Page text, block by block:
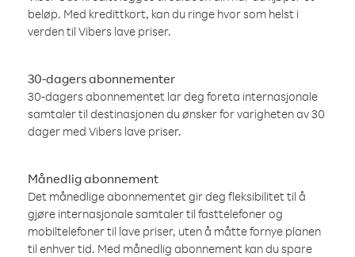
beløp. Med kredittkort, kan du ringe hvor som helst i
verden til Vibers lave priser.
30-dagers abonnementer
30-dagers abonnementet lar deg foreta internasjonale
samtaler til destinasjonen du ønsker for varigheten av 30
dager med Vibers lave priser.
Månedlig abonnement
Det månedlige abonnementet gir deg fleksibilitet til å
gjøre internasjonale samtaler til fasttelefoner og
mobiltelefoner til lave priser, uten å måtte fornye planen
til enhver tid. Med månedlig abonnement kan du spare